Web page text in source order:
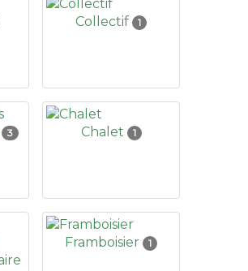
Collectif 1
3 Chalet 1
Framboisier 1